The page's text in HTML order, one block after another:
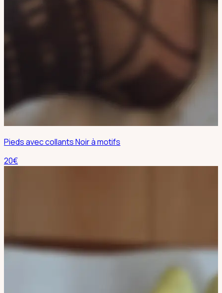
Pieds avec collants Noir à motifs
20€